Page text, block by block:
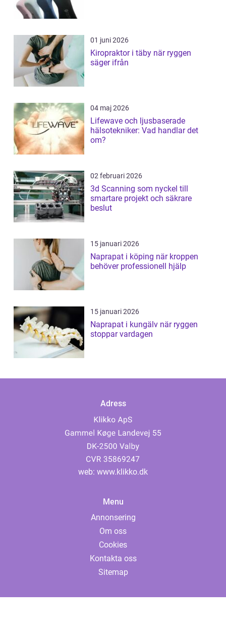
01 juni 2026
Kiropraktor i täby när ryggen
säger ifrån
04 maj 2026
Lifewave och ljusbaserade
hälsotekniker: Vad handlar det
om?
02 februari 2026
3d Scanning som nyckel till
smartare projekt och säkrare
beslut
15 januari 2026
Naprapat i köping när kroppen
behöver professionell hjälp
15 januari 2026
Naprapat i kungälv när ryggen
stoppar vardagen
Adress
web: www.klikko.dk
Menu
Annonsering
Om oss
Cookies
Kontakta oss
Sitemap